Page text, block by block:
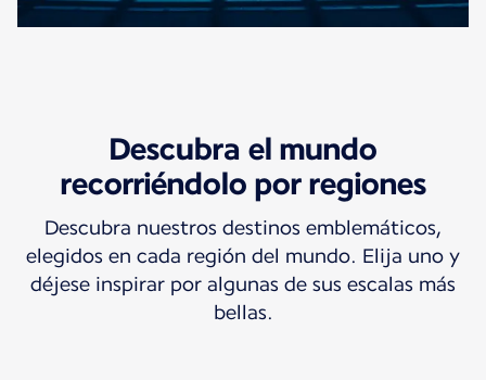
Descubra el mundo
recorriéndolo por regiones
Descubra nuestros destinos emblemáticos,
elegidos en cada región del mundo. Elija uno y
déjese inspirar por algunas de sus escalas más
bellas.